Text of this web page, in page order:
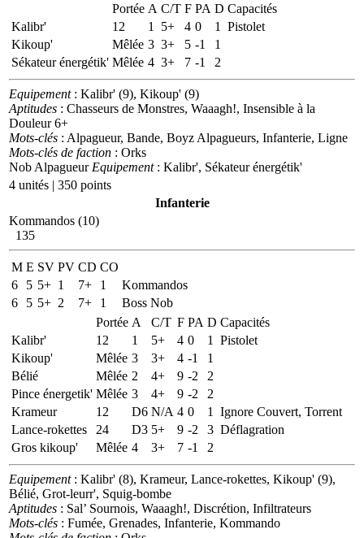
Portée A C/T F PA D Capacités
Kalibr'
12 1 5+ 4 0 1
Pistolet
Kikoup'
Mêlée 3 3+ 5 -1
1
Sékateur énergétik' Mêlée 4 3+ 7 -1 2
Equipement: Kalibr' (9), Kikoup' (9)
Aptitudes : Chasseurs de Monstres, Waaagh!, Insensible à la
Douleur 6+
Mots-clés : Alpagueur, Bande, Boyz Alpagueurs, Infanterie, Ligne
Mots-clés de faction : Orks
Nob Alpagueur Equipement: Kalibr', Sékateur énergétik'
4 unités | 350 points
Infanterie
Kommandos (10)
135
M E SV PV CD CO
6
5 5+ 1 7+ 1
Kommandos
6
5 5+ 2 7+ 1
Boss Nob
Portée A C/T F PA D Capacités
Kalibr'
12 1 5+ 4 0 1
Pistolet
Kikoup'
Mêlée 3 3+ 4 -1
1
Bélié
Mêlée 2 4+ 9 -2
2
Pince énergetik' Mêlée 3 4+ 9 -2
2
Krameur
12 D6 N/A 4 0 1
Ignore Couvert, Torrent
Lance-rokettes
24 D3 5+ 9 -2 3 Déflagration
Gros kikoup'
Mêlée 4 3+ 7 -1 2
Equipement: Kalibr' (8), Krameur, Lance-rokettes, Kikoup' (9),
Bélié, Grot-leurr', Squig-bombe
Aptitudes : Sal’ Sournois, Waaagh!, Discrétion, Infiltrateurs
Mots-clés : Fumée, Grenades, Infanterie, Kommando